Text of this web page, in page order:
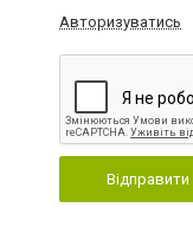
Авторизуватись
Відправити